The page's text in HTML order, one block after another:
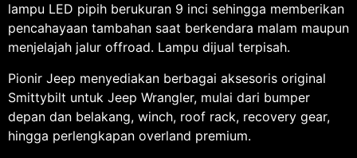
lampu LED pipih berukuran 9 inci sehingga memberikan
pencahayaan tambahan saat berkendara malam maupun
menjelajah jalur offroad. Lampu dijual terpisah.
Pionir Jeep menyediakan berbagai aksesoris original
Smittybilt untuk Jeep Wrangler, mulai dari bumper
depan dan belakang, winch, roof rack, recovery gear,
hingga perlengkapan overland premium.